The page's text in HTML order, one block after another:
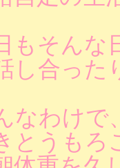
もそんな
し合った
なわけで
とうもろ